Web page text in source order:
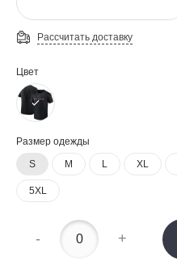
Рассчитать доставку
Цвет
Размер одежды
S
M L XL
5XL
- +